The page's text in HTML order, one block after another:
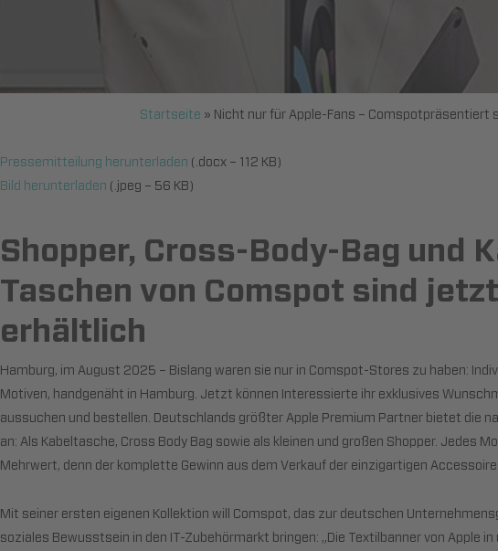
Startseite » Nicht nur für Apple-Fans – Comspot­präsentiert
Pressemitteilung herunterladen (.docx – 112 KB)
Bild herunterladen (.jpeg – 56 KB)
Shopper, Cross-Body-Bag und
Taschen von Comspot sind
erhältlich
Hamburg, im August 2025 – Bislang waren sie nur in Comspot-Stores zu haben:
Motiven, handgenäht in Hamburg. Jetzt können Interessierte ihr exklusives
aussuchen und bestellen. Deutschlands größter Apple Premium Partner bietet die
an: Als Kabeltasche, Cross Body Bag sowie als kleinen und großen Shopper. Jedes
Mehrwert, denn der komplette Gewinn aus dem Verkauf der einzigartigen
Mit seiner ersten eigenen Kollektion will Comspot, das zur deutschen
soziales Bewusstsein in den IT-Zubehörmarkt bringen: „Die Textilbanner von Apple